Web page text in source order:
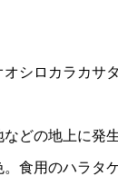
シロカラカサ
どの地上に発
食用のハラタ